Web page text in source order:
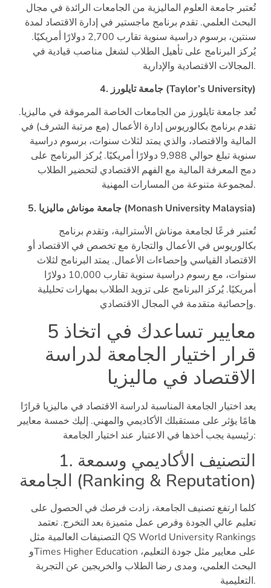
تُعتبر جامعة العلوم الماليزية من الجامعات الرائدة في مجال
البحث العلمي. تقدم برنامج ماجستير في إدارة الاقتصاد لمدة
سنتين، برسوم دراسية سنوية تقارب 2,700 دولارًا أمريكيًا.
يُركز البرنامج على تأهيل الطلاب لشغل مناصب قيادية في
المجالات الاقتصادية والإدارية.
4. جامعة تايلورز (Taylor’s University)
تُعد جامعة تايلورز من الجامعات الخاصة المرموقة في ماليزيا.
تقدم برنامج بكالوريوس إدارة الأعمال (مع مرتبة الشرف) في
المالية والاقتصاد، والذي يمتد لثلاث سنوات، برسوم دراسية
سنوية تبلغ حوالي 9,988 دولارًا أمريكيًا. يُركز البرنامج على
دمج المعرفة المالية مع الفهم الاقتصادي لتحضير الطلاب
لمجموعة متنوعة من المسارات المهنية.
5. جامعة موناش ماليزيا (Monash University Malaysia)
تُعتبر فرعًا لجامعة موناش الأسترالية، وتقدم برنامج
بكالوريوس في الأعمال والتجارة مع تخصص في الاقتصاد أو
الاقتصاد القياسي وإحصاءات الأعمال. يمتد البرنامج لثلاث
سنوات، مع رسوم دراسية سنوية تقارب 10,000 دولارًا
أمريكيًا. يُركز البرنامج على تزويد الطلاب بمهارات تحليلية
وإحصائية متقدمة في المجال الاقتصادي.
5 معايير تساعدك في اتخاذ
قرار اختيار الجامعة لدراسة
الاقتصاد في ماليزيا
يعد اختيار الجامعة المناسبة لدراسة الاقتصاد في ماليزيا قرارًا
هامًا يؤثر على مستقبلك الأكاديمي والمهني. إليك خمسة معايير
رئيسية يجب أخذها في الاعتبار عند اختيار الجامعة:
1. التصنيف الأكاديمي وسمعة
الجامعة (Ranking & Reputation)
كلما ارتفع تصنيف الجامعة، زادت فرصك في الحصول على
تعليم عالي الجودة وفرص عمل متميزة بعد التخرج. تعتمد
التصنيفات العالمية مثل QS World University Rankings
وTimes Higher Education على معايير مثل جودة التعليم،
البحث العلمي، ومدى رضا الطلاب والخريجين عن التجربة
التعليمية.